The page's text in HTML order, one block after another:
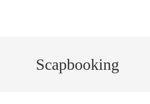
Scapbooking